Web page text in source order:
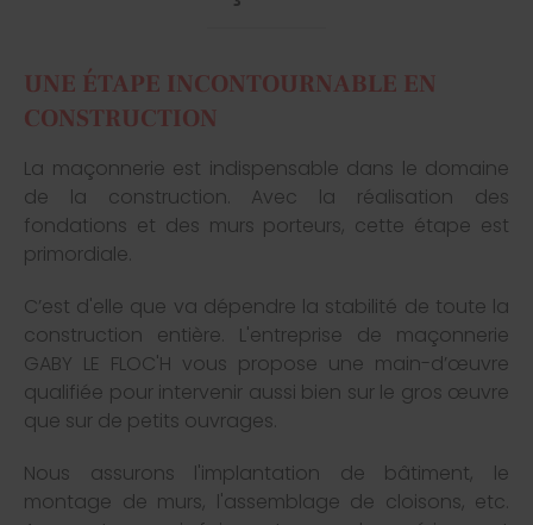
UNE ÉTAPE INCONTOURNABLE EN
CONSTRUCTION
La maçonnerie est indispensable dans le domaine
de la construction. Avec la réalisation des
fondations et des murs porteurs, cette étape est
primordiale.
C’est d'elle que va dépendre la stabilité de toute la
construction entière. L'entreprise de maçonnerie
GABY LE FLOC'H vous propose une main-d’œuvre
qualifiée pour intervenir aussi bien sur le gros œuvre
que sur de petits ouvrages.
Nous assurons l'implantation de bâtiment, le
montage de murs, l'assemblage de cloisons, etc.